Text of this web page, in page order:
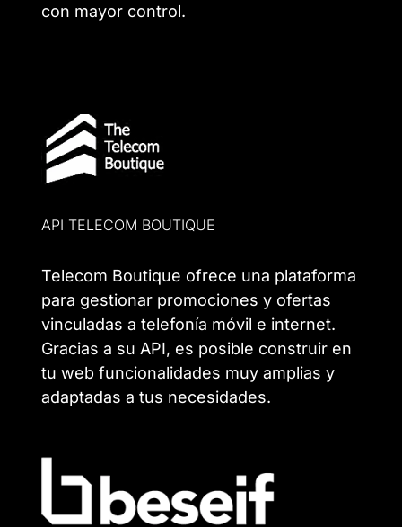
con mayor control.
API TELECOM BOUTIQUE
Telecom Boutique ofrece una plataforma
para gestionar promociones y ofertas
vinculadas a telefonía móvil e internet.
Gracias a su API, es posible construir en
tu web funcionalidades muy amplias y
adaptadas a tus necesidades.